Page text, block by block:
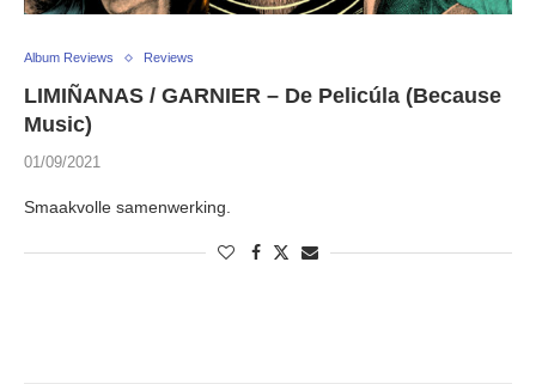
Album Reviews Reviews
LIMIÑANAS / GARNIER – De Pelicúla (Because
Music)
01/09/2021
Smaakvolle samenwerking.